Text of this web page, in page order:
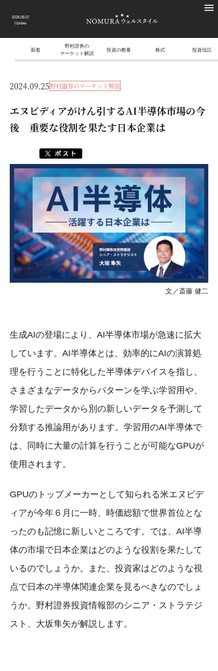
2026.08.07
Update
新着
野村證券の
マーケット解説
投資の教養 株式 投資信託
2024.09.25野村證券のマーケット解説
エヌビディアがけん引するAI半導体市場の今
後 重要な役割を果たす日本企業は
文／斎藤 健二
生成AIの登場により、AI半導体市場が急速に拡大
しています。AI半導体とは、効率的にAIの演算処
理を行うことに特化した半導体デバイスを指し、
さまざまなデータからパターンを学ぶ学習用や、
学習したデータから別の新しいデータを予測して
分類する推論用があります。学習用のAI半導体で
は、同時に大量の計算を行うことが可能なGPUが
使用されます。
GPUのトップメーカーとして知られる米エヌビデ
ィアが今年６月に一時、時価総額で世界首位とな
ったのも記憶に新しいところです。では、AI半導
体の市場で日本企業はどのような役割を果たして
いるのでしょうか。また、投資家はどのような視
点で日本の半導体関連企業を見るべきなのでしょ
うか。野村證券投資情報部のシニア・ストラテジ
スト、大坂隼矢が解説します。